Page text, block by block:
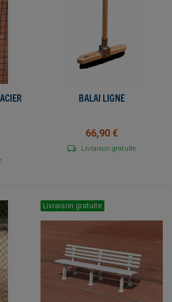
BALAI LIGNE
66,90 €
Livraison gratuite
Livraison gratuite